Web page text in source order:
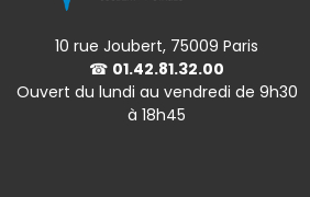
10 rue Joubert, 75009 Paris
☎ 01.42.81.32.00
Ouvert du lundi au vendredi de 9h30
à 18h45